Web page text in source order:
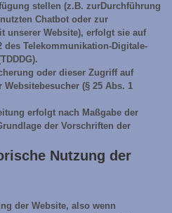
stellen (z.B. zurDurchführung
Chatbot oder zur
unserer Website), erfolgt sie auf
des Telekommunikation-Digitale-
oder dieser Zugriff auf
(§ 25 Abs. 1
erfolgt nach Maßgabe der
der Vorschriften der
Nutzung der
der Website, also wenn